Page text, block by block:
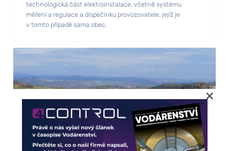
technologická část elektroinstalace, včetně systému
měření a regulace a dispečinku provozovatele, jejíž je
v tomto případě sama obec.
×